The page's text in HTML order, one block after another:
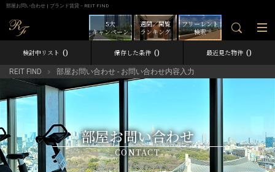
部屋お問い合わせ | ブランド賃貸－REIT FIND
フリーレント
検索
週間／閲覧
ランキング
5大
キャンペーン
検討中リスト 0 保存した条件 0 最近見た物件 0
REIT FIND 部屋お問い合わせ - お問い合わせ内容入力
部屋お問い合わせ
CONTACT